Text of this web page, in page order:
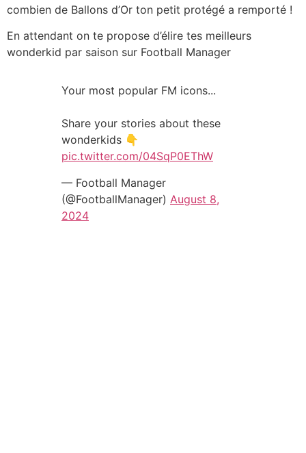
combien de Ballons d’Or ton petit protégé a remporté !
En attendant on te propose d’élire tes meilleurs
wonderkid par saison sur Football Manager
Your most popular FM icons...
Share your stories about these
wonderkids 👇
pic.twitter.com/04SqP0EThW
— Football Manager
(@FootballManager) August 8,
2024